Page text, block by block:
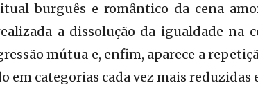
burguês e romântico da cena
a dissolução da igualdade na
mútua e, enfim, aparece a
em categorias cada vez mais reduzidas